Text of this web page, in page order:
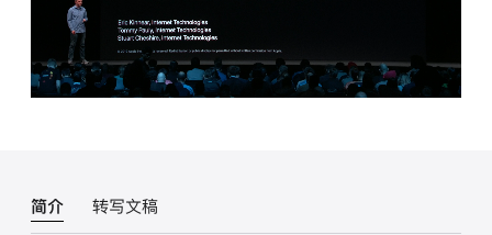
简介 转写文稿